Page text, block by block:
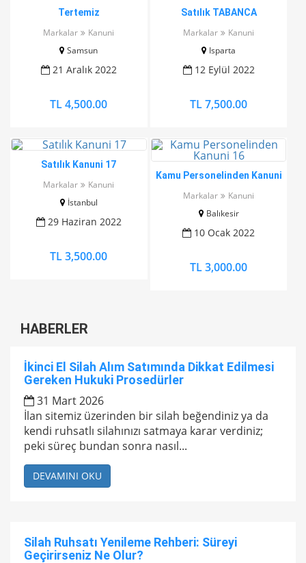
Tertemiz
Markalar
Kanuni
Samsun
21 Aralık 2022
TL 4,500.00
Satılık TABANCA
Markalar
Kanuni
Isparta
12 Eylül 2022
TL 7,500.00
Satılık Kanuni 17
Markalar
Kanuni
İstanbul
29 Haziran 2022
TL 3,500.00
Kamu Personelinden Kanuni
Markalar
Kanuni
Balıkesir
10 Ocak 2022
TL 3,000.00
HABERLER
İkinci El Silah Alım Satımında Dikkat Edilmesi
Gereken Hukuki Prosedürler
31 Mart 2026
İlan sitemiz üzerinden bir silah beğendiniz ya da
kendi ruhsatlı silahınızı satmaya karar verdiniz;
peki süreç bundan sonra nasıl...
DEVAMINI OKU
Silah Ruhsatı Yenileme Rehberi: Süreyi
Geçirirseniz Ne Olur?